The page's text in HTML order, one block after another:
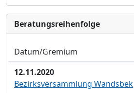
Bera­tungs­reihen­folge
Datum/Gremium
12.11.2020
Bezirksversammlung Wandsbek